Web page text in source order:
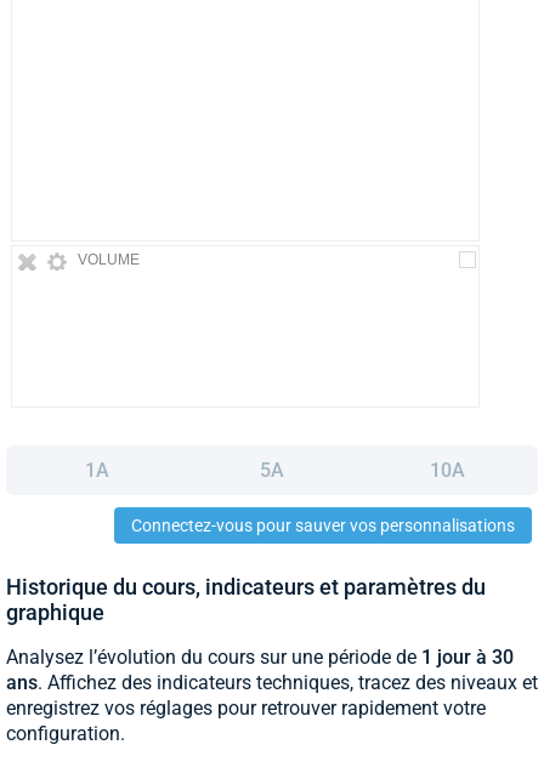
VOLUME
1A 5A 10A
Connectez-vous pour sauver vos personnalisations
Historique du cours, indicateurs et paramètres du
graphique
Analysez l’évolution du cours sur une période de 1 jour à 30
ans. Affichez des indicateurs techniques, tracez des niveaux et
enregistrez vos réglages pour retrouver rapidement votre
configuration.